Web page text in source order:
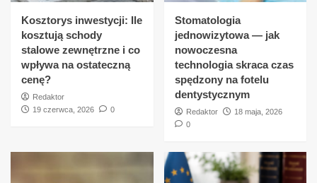
Kosztorys inwestycji: Ile
kosztują schody
stalowe zewnętrzne i co
wpływa na ostateczną
cenę?
Redaktor
19 czerwca, 2026
0
Stomatologia
jednowizytowa — jak
nowoczesna
technologia skraca czas
spędzony na fotelu
dentystycznym
Redaktor
18 maja, 2026
0